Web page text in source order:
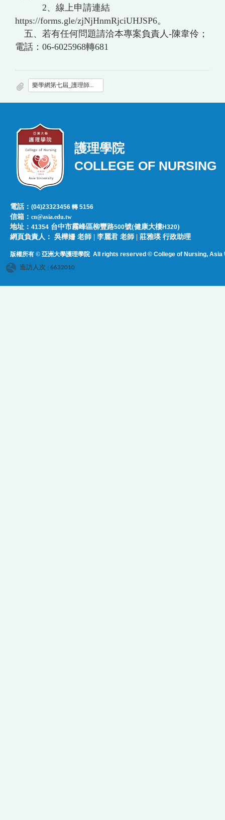
2、線上申請連結
https://forms.gle/zjNjHnmRjciUHJSP6。
五、若有任何問題請洽本專案負責人-陳韋伶；
電話：06-6025968轉681
樂學網第七屆_護理師守護天使_申請表.pdf
護理學院
COLLEGE OF NURSING
電話：(04)23323456 轉 5156
信箱：cn@asia.edu.tw
地址：41354 台中市霧峰區柳豐路500號(健康大樓H320)
網頁負責人：​​​ ​吳樺姍 老師 | 李麗君 老師 | 莊雅瑛 行政助理
版權所有 © 亞洲大學護理學院All rights reserved © College of Nursing, Asia
造訪人次 : 6632010